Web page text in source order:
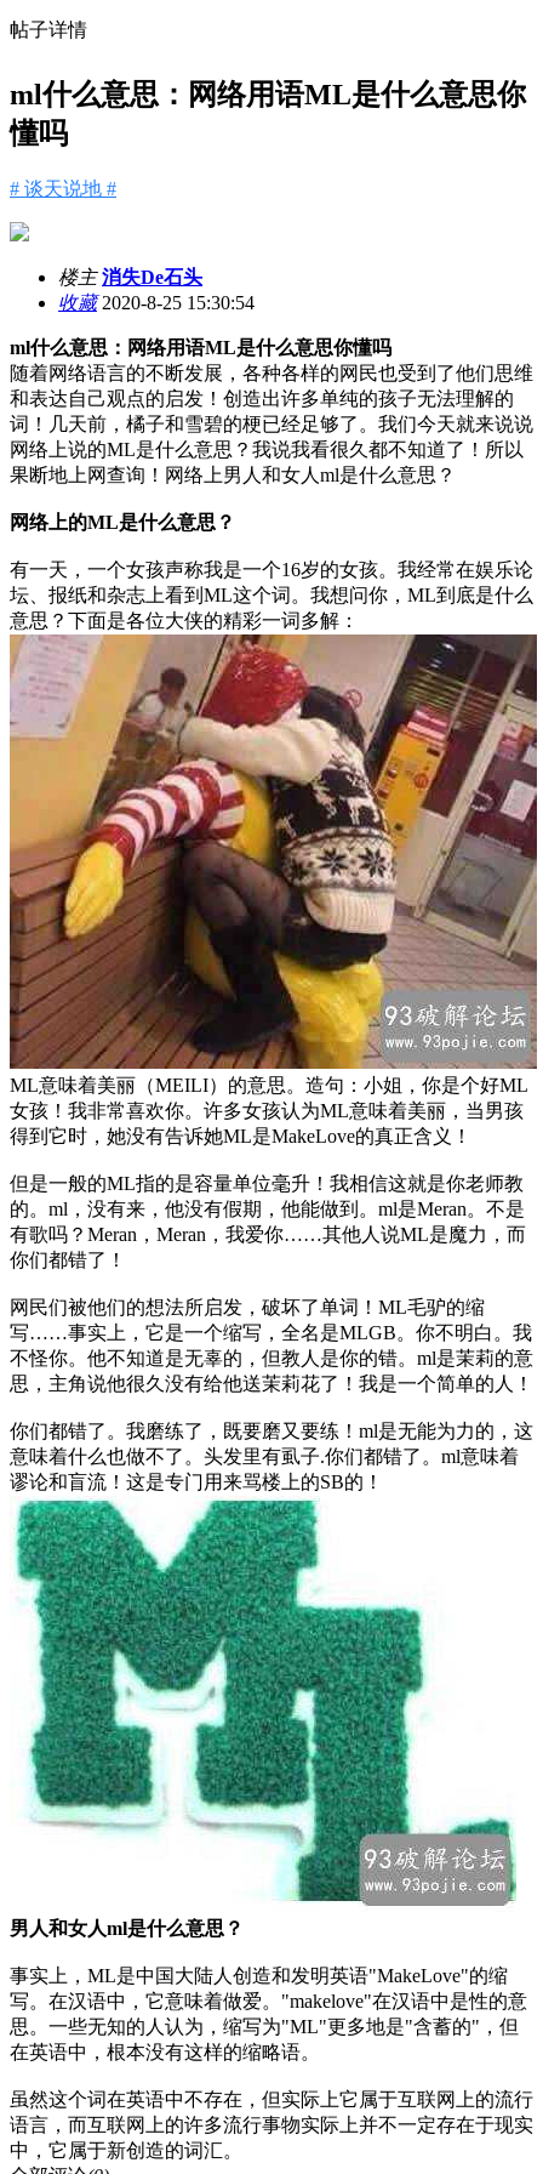
帖子详情
ml什么意思：网络用语ML是什么意思你
懂吗
# 谈天说地 #
楼主 消失De石头
收藏2020-8-25 15:30:54
ml什么意思：网络用语ML是什么意思你懂吗
随着网络语言的不断发展，各种各样的网民也受到了他们思维
和表达自己观点的启发！创造出许多单纯的孩子无法理解的
词！几天前，橘子和雪碧的梗已经足够了。我们今天就来说说
网络上说的ML是什么意思？我说我看很久都不知道了！所以
果断地上网查询！网络上男人和女人ml是什么意思？
网络上的ML是什么意思？
有一天，一个女孩声称我是一个16岁的女孩。我经常在娱乐论
坛、报纸和杂志上看到ML这个词。我想问你，ML到底是什么
意思？下面是各位大侠的精彩一词多解：
ML意味着美丽（MEILI）的意思。造句：小姐，你是个好ML
女孩！我非常喜欢你。许多女孩认为ML意味着美丽，当男孩
得到它时，她没有告诉她ML是MakeLove的真正含义！
但是一般的ML指的是容量单位毫升！我相信这就是你老师教
的。ml，没有来，他没有假期，他能做到。ml是Meran。不是
有歌吗？Meran，Meran，我爱你……其他人说ML是魔力，而
你们都错了！
网民们被他们的想法所启发，破坏了单词！ML毛驴的缩
写……事实上，它是一个缩写，全名是MLGB。你不明白。我
不怪你。他不知道是无辜的，但教人是你的错。ml是茉莉的意
思，主角说他很久没有给他送茉莉花了！我是一个简单的人！
你们都错了。我磨练了，既要磨又要练！ml是无能为力的，这
意味着什么也做不了。头发里有虱子.你们都错了。ml意味着
谬论和盲流！这是专门用来骂楼上的SB的！
男人和女人ml是什么意思？
事实上，ML是中国大陆人创造和发明英语"MakeLove"的缩
写。在汉语中，它意味着做爱。"makelove"在汉语中是性的意
思。一些无知的人认为，缩写为"ML"更多地是"含蓄的"，但
在英语中，根本没有这样的缩略语。
虽然这个词在英语中不存在，但实际上它属于互联网上的流行
语言，而互联网上的许多流行事物实际上并不一定存在于现实
中，它属于新创造的词汇。